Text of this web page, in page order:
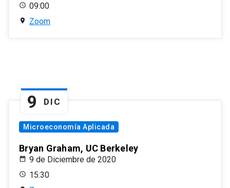
09:00
Zoom
9 DIC
Microeconomía Aplicada
Bryan Graham, UC Berkeley
9 de Diciembre de 2020
15:30